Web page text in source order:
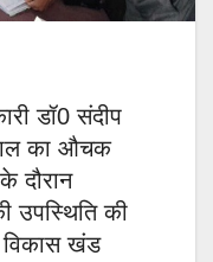
डॉ0 संदीप
का औचक
दौरान
उपस्थिति की
विकास खंड